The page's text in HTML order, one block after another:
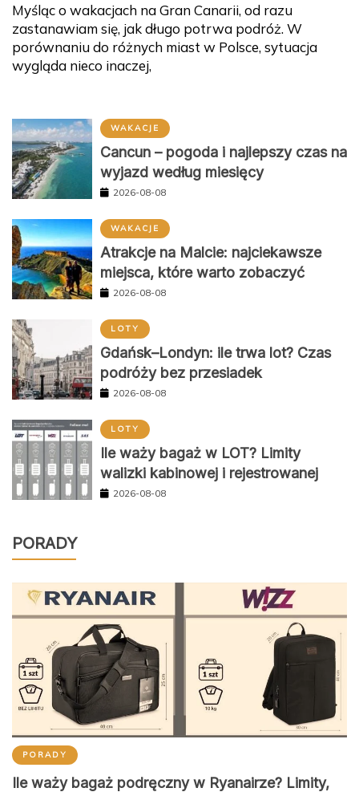
Myśląc o wakacjach na Gran Canarii, od razu
zastanawiam się, jak długo potrwa podróż. W
porównaniu do różnych miast w Polsce, sytuacja
wygląda nieco inaczej,
WAKACJE
Cancun – pogoda i najlepszy czas na
wyjazd według miesięcy
2026-08-08
WAKACJE
Atrakcje na Malcie: najciekawsze
miejsca, które warto zobaczyć
2026-08-08
LOTY
Gdańsk–Londyn: ile trwa lot? Czas
podróży bez przesiadek
2026-08-08
LOTY
Ile waży bagaż w LOT? Limity
walizki kabinowej i rejestrowanej
2026-08-08
PORADY
PORADY
Ile waży bagaż podręczny w Ryanairze? Limity,